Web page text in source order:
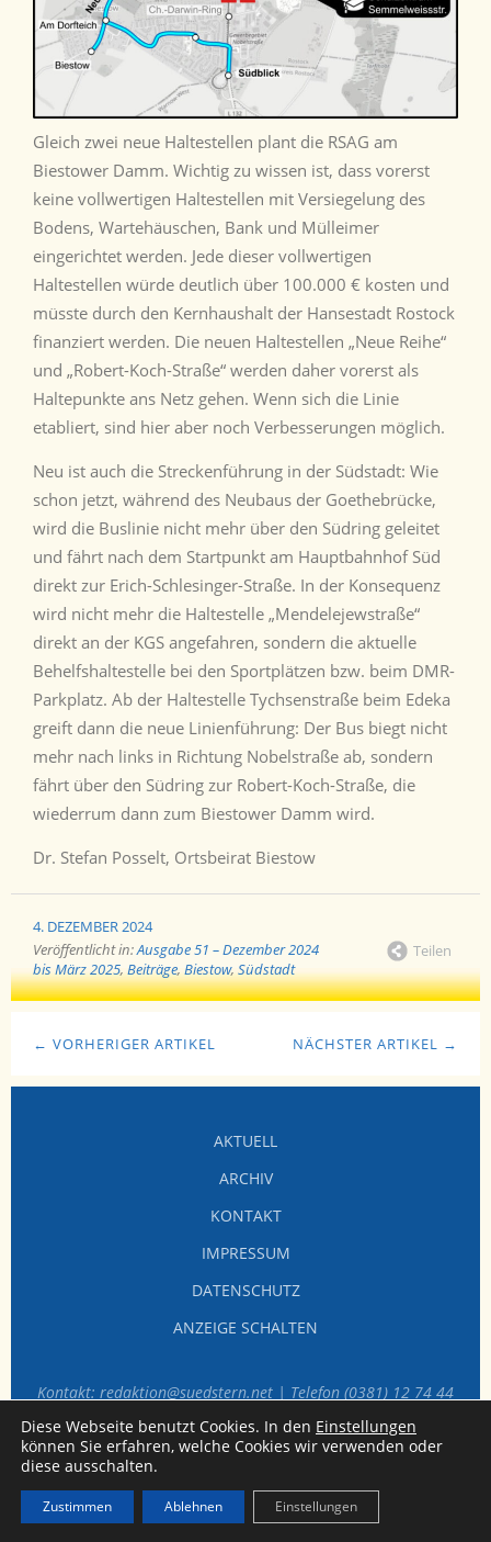
Gleich zwei neue Haltestellen plant die RSAG am
Biestower Damm. Wichtig zu wissen ist, dass vorerst
keine vollwertigen Haltestellen mit Versiegelung des
Bodens, Wartehäuschen, Bank und Mülleimer
eingerichtet werden. Jede dieser vollwertigen
Haltestellen würde deutlich über 100.000 € kosten und
müsste durch den Kernhaushalt der Hansestadt Rostock
finanziert werden. Die neuen Haltestellen „Neue Reihe“
und „Robert-Koch-Straße“ werden daher vorerst als
Haltepunkte ans Netz gehen. Wenn sich die Linie
etabliert, sind hier aber noch Verbesserungen möglich.
Neu ist auch die Streckenführung in der Südstadt: Wie
schon jetzt, während des Neubaus der Goethebrücke,
wird die Buslinie nicht mehr über den Südring geleitet
und fährt nach dem Startpunkt am Hauptbahnhof Süd
direkt zur Erich-Schlesinger-Straße. In der Konsequenz
wird nicht mehr die Haltestelle „Mendelejewstraße“
direkt an der KGS angefahren, sondern die aktuelle
Behelfshaltestelle bei den Sportplätzen bzw. beim DMR-
Parkplatz. Ab der Haltestelle Tychsenstraße beim Edeka
greift dann die neue Linienführung: Der Bus biegt nicht
mehr nach links in Richtung Nobelstraße ab, sondern
fährt über den Südring zur Robert-Koch-Straße, die
wiederrum dann zum Biestower Damm wird.
Dr. Stefan Posselt, Ortsbeirat Biestow
4. DEZEMBER 2024
Veröffentlicht in:Ausgabe 51 – Dezember 2024
bis März 2025,Beiträge,Biestow,Südstadt
Teilen
NÄCHSTER ARTIKEL →
← VORHERIGER ARTIKEL
AKTUELL
ARCHIV
KONTAKT
IMPRESSUM
DATENSCHUTZ
ANZEIGE SCHALTEN
Kontakt: redaktion@suedstern.net | Telefon (0381) 12 74 44
Diese Webseite benutzt Cookies. In den Einstellungen
können Sie erfahren, welche Cookies wir verwenden oder
diese ausschalten.
Zustimmen Ablehnen Einstellungen